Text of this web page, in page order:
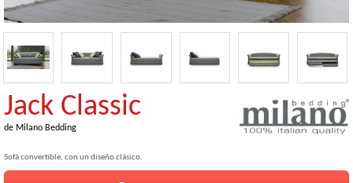
Jack Classic
de Milano Bedding
Sofá convertible, con un diseño clásico.